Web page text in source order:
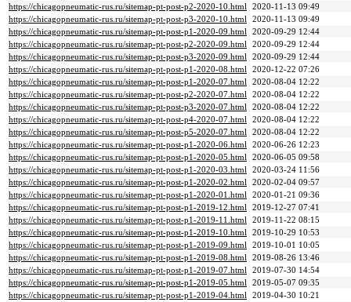
https://chicagopneumatic-rus.ru/sitemap-pt-post-p2-2020-10.html 2020-11-13 09:49
https://chicagopneumatic-rus.ru/sitemap-pt-post-p3-2020-10.html 2020-11-13 09:49
https://chicagopneumatic-rus.ru/sitemap-pt-post-p1-2020-09.html 2020-09-29 12:44
https://chicagopneumatic-rus.ru/sitemap-pt-post-p2-2020-09.html 2020-09-29 12:44
https://chicagopneumatic-rus.ru/sitemap-pt-post-p3-2020-09.html 2020-09-29 12:44
https://chicagopneumatic-rus.ru/sitemap-pt-post-p1-2020-08.html 2020-12-22 07:26
https://chicagopneumatic-rus.ru/sitemap-pt-post-p1-2020-07.html 2020-08-04 12:22
https://chicagopneumatic-rus.ru/sitemap-pt-post-p2-2020-07.html 2020-08-04 12:22
https://chicagopneumatic-rus.ru/sitemap-pt-post-p3-2020-07.html 2020-08-04 12:22
https://chicagopneumatic-rus.ru/sitemap-pt-post-p4-2020-07.html 2020-08-04 12:22
https://chicagopneumatic-rus.ru/sitemap-pt-post-p5-2020-07.html 2020-08-04 12:22
https://chicagopneumatic-rus.ru/sitemap-pt-post-p1-2020-06.html 2020-06-26 12:23
https://chicagopneumatic-rus.ru/sitemap-pt-post-p1-2020-05.html 2020-06-05 09:58
https://chicagopneumatic-rus.ru/sitemap-pt-post-p1-2020-03.html 2020-03-24 11:56
https://chicagopneumatic-rus.ru/sitemap-pt-post-p1-2020-02.html 2020-02-04 09:57
https://chicagopneumatic-rus.ru/sitemap-pt-post-p1-2020-01.html 2020-01-21 09:36
https://chicagopneumatic-rus.ru/sitemap-pt-post-p1-2019-12.html 2019-12-27 07:41
https://chicagopneumatic-rus.ru/sitemap-pt-post-p1-2019-11.html 2019-11-22 08:15
https://chicagopneumatic-rus.ru/sitemap-pt-post-p1-2019-10.html 2019-10-29 10:53
https://chicagopneumatic-rus.ru/sitemap-pt-post-p1-2019-09.html 2019-10-01 10:05
https://chicagopneumatic-rus.ru/sitemap-pt-post-p1-2019-08.html 2019-08-26 13:46
https://chicagopneumatic-rus.ru/sitemap-pt-post-p1-2019-07.html 2019-07-30 14:54
https://chicagopneumatic-rus.ru/sitemap-pt-post-p1-2019-05.html 2019-05-07 09:35
https://chicagopneumatic-rus.ru/sitemap-pt-post-p1-2019-04.html 2019-04-30 10:21